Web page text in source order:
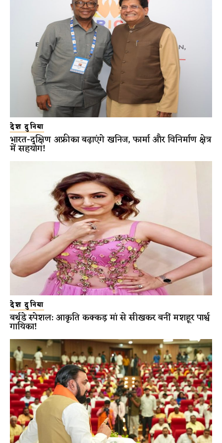
देश दुनिया
भारत-दक्षिण अफ्रीका बढ़ाएंगे खनिज, फार्मा और विनिर्माण क्षेत्र
में सहयोग!
देश दुनिया
बर्थडे स्पेशल: आकृति कक्कड़ मां से सीखकर बनीं मशहूर पार्श्व
गायिका!